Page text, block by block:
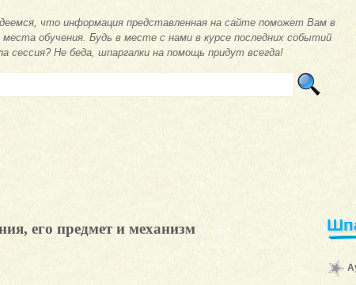
что информация представленная на сайте поможет Вам в
обучения. Будь в месте с нами в курсе последних событий
сессия? Не беда, шпаргалки на помощь придут всегда!
его предмет и механизм